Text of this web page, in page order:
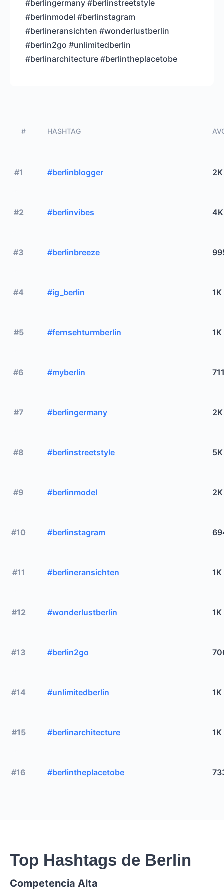
#berlingermany #berlinstreetstyle
#berlinmodel #berlinstagram
#berlineransichten #wonderlustberlin
#berlin2go #unlimitedberlin
#berlinarchitecture #berlintheplacetobe
# HASHTAG
#1 #berlinblogger 2K
#2 #berlinvibes 4K
#3 #berlinbreeze
#4 #ig_berlin 1K
#5 #fernsehturmberlin 1K
#6 #myberlin
#7 #berlingermany 2K
#8 #berlinstreetstyle 5K
#9 #berlinmodel 2K
#10 #berlinstagram
#11 #berlineransichten 1K
#12 #wonderlustberlin 1K
#13 #berlin2go
#14 #unlimitedberlin 1K
#15 #berlinarchitecture 1K
#16 #berlintheplacetobe
Top Hashtags de Berlin
Competencia Alta